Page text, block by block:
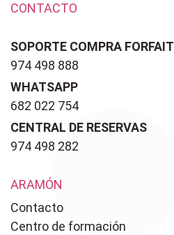
CONTACTO
SOPORTE COMPRA FORFAIT
974 498 888
WHATSAPP
682 022 754
CENTRAL DE RESERVAS
974 498 282
ARAMÓN
Contacto
Centro de formación